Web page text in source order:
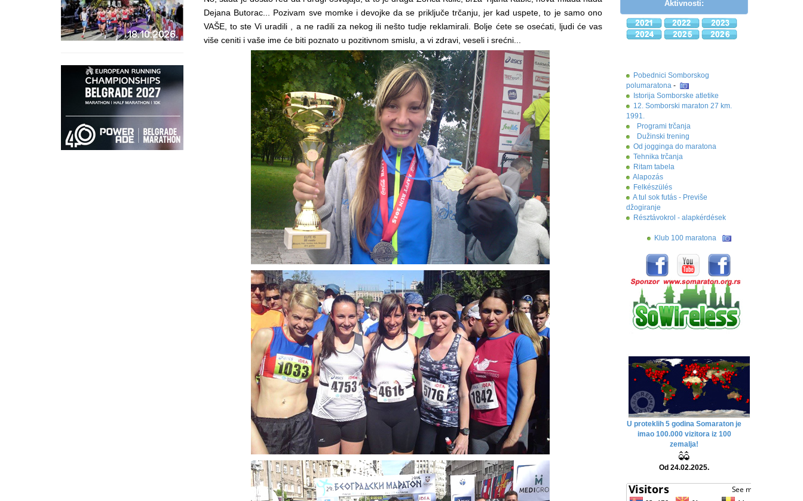
Dejana Butorac... Pozivam sve momke i devojke da se priključe trčanju, jer kad uspete, to je samo ono
VAŠE, to ste Vi uradili , a ne radili za nekog ili nešto tudje reklamirali. Bolje ćete se osećati, ljudi će vas
više ceniti i vaše ime će biti poznato u pozitivnom smislu, a vi zdravi, veseli i srećni...
Aktivnosti:
Pobednici Somborskog
polumaratona -
Istorija Somborske atletike
12. Somborski maraton 27 km.
1991.
Programi trčanja
Dužinski trening
Od jogginga do maratona
Tehnika trčanja
Ritam tabela
Alapozás
Felkészülés
A tul sok futás - Previše
džogiranje
Résztávokrol - alapkérdések
Klub 100 maratona
U proteklih 5 godina Somaraton je
imao 100.000 vizitora iz 100
zemalja!
Od 24.02.2025.